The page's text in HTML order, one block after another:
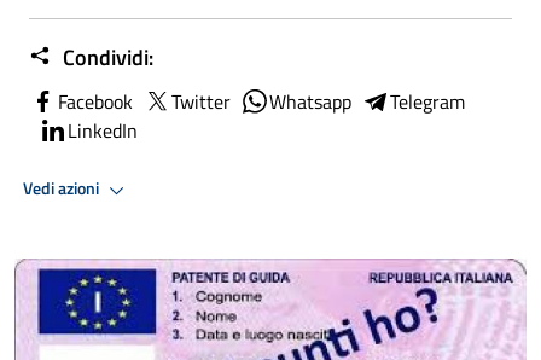
Condividi:
Facebook Twitter Whatsapp
Telegram
LinkedIn
Vedi azioni